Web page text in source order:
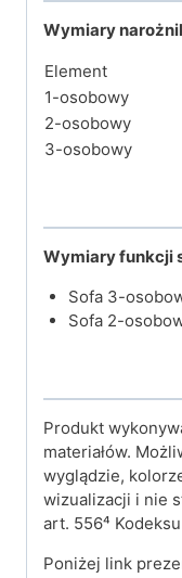
Wymiary
Element
1-osobowy
2-osobowy
3-osobowy
Wymiary funkcji
Sofa 3-
Sofa 2-
Produkt
materiałów.
wyglądzie,
wizualizacji i nie
art. 556⁴
Poniżej link